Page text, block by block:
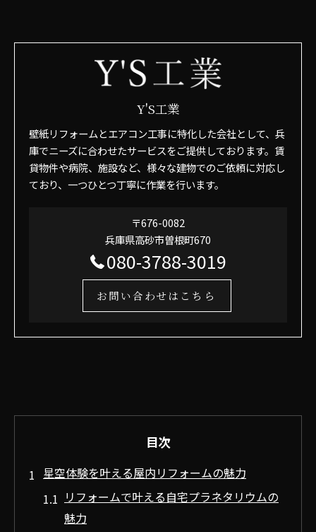
Y'S工業
壁紙リフォームとエアコン工事に特化した会社として、兵
庫でニーズに合わせたサービスをご提供しております。賃
貸物件や病院、施設など、様々な建物でのご依頼に対応し
ており、一つひとつ丁寧に作業を行います。
〒676-0082
兵庫県高砂市曽根町670
080-3788-3019
お問い合わせはこちら
目次
星空体験を叶える屋内リフォームの魅力
リフォームで叶える自宅プラネタリウムの
魅力